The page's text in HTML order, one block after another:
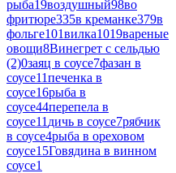
рыба19воздушный98во
фритюре335в креманке379в
фольге101вилка1019вареные
овощи8Винегрет с сельдью
(2)0заяц в соусе7фазан в
соусе11печенка в
соусе16рыба в
соусе44перепела в
соусе11 дичь в соусе7рябчик
в соусе4рыба в ореховом
соусе15Говядина в винном
соусе1